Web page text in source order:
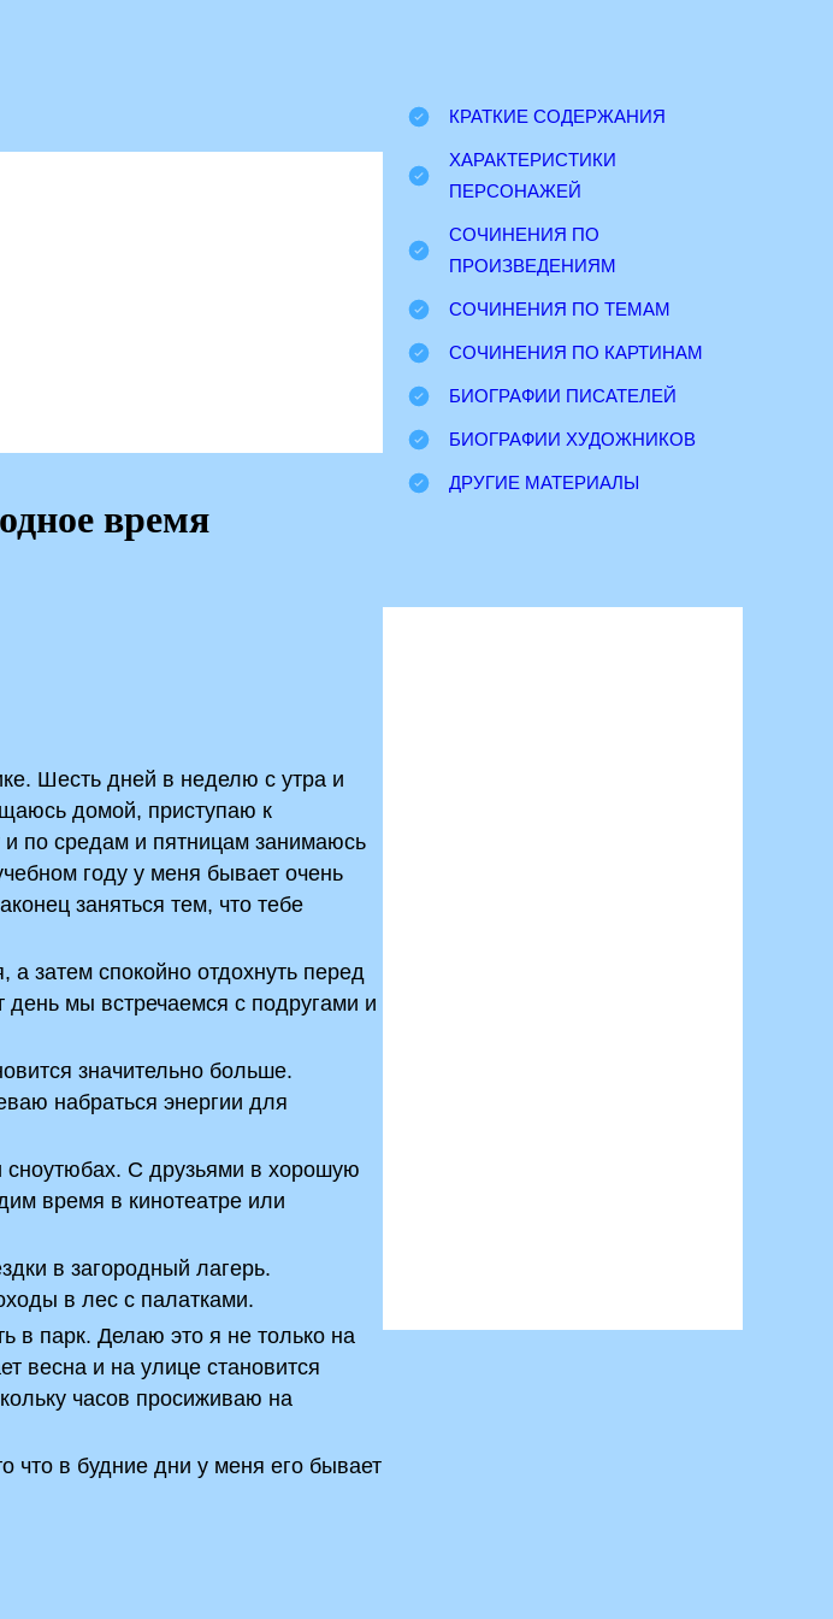
время
Шесть дней в неделю с утра и
домой, приступаю к
по средам и пятницам занимаюсь
году у меня бывает очень
заняться тем, что тебе
затем спокойно отдохнуть перед
день мы встречаемся с подругами и
значительно больше.
набраться энергии для
С друзьями в хорошую
время в кинотеатре или
в загородный лагерь.
в лес с палатками.
в парк. Делаю это я не только на
весна и на улице становится
часов просиживаю на
что в будние дни у меня его бывает
КРАТКИЕ СОДЕРЖАНИЯ
ХАРАКТЕРИСТИКИ
ПЕРСОНАЖЕЙ
СОЧИНЕНИЯ ПО
ПРОИЗВЕДЕНИЯМ
СОЧИНЕНИЯ ПО ТЕМАМ
СОЧИНЕНИЯ ПО КАРТИНАМ
БИОГРАФИИ ПИСАТЕЛЕЙ
БИОГРАФИИ ХУДОЖНИКОВ
ДРУГИЕ МАТЕРИАЛЫ